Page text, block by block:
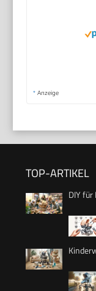
* Anzeige
TOP-ARTIKEL
DIY